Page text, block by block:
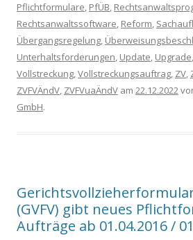
Pflichtformulare, PfÜB,
Rechtsanwaltssoftware, Reform,
Übergangsregelung,
Unterhaltsforderungen, Update, Upgrade,
Vollstreckung,Vollstreckungsauftrag, ZV,
ZVFVÄndV, ZVFVuaÄndV am 22.12.2022
GmbH.
(GVFV) gibt neues
Aufträge ab 01.04.2016 /